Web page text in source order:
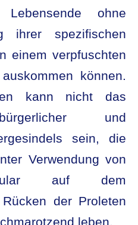
ohne
ihrer spezifischen
einem verpfuschten
können.
kann nicht das
und
sein, die
Verwendung von
auf dem
der Proleten
leben.